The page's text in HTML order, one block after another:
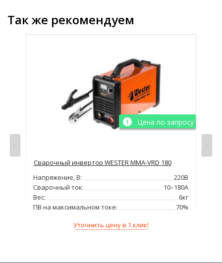
Так же рекомендуем
Цена по запросу
Сварочный инвертор WESTER MMA-VRD 180
Напряжение, В:
220В
Сварочный ток:
10–180А
Вес:
6кг
ПВ на максимальном токе:
70%
Уточнить цену в 1 клик!